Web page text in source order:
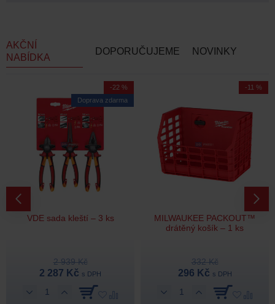
AKČNÍ
NABÍDKA
DOPORUČUJEME NOVINKY
Doprava zdarma
-22 %
VDE sada kleští – 3 ks
2 939 Kč
2 287 Kč s DPH
-11 %
MILWAUKEE PACKOUT™
drátěný košík – 1 ks
332 Kč
296 Kč s DPH